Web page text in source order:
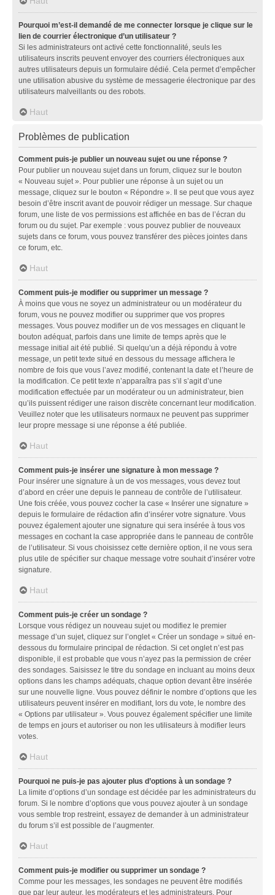
Pourquoi m’est-il demandé de me connecter lorsque je clique sur le
lien de courrier électronique d’un utilisateur ?
Si les administrateurs ont activé cette fonctionnalité, seuls les
utilisateurs inscrits peuvent envoyer des courriers électroniques aux
autres utilisateurs depuis un formulaire dédié. Cela permet d’empêcher
une utilisation abusive du système de messagerie électronique par des
utilisateurs malveillants ou des robots.
Haut
Problèmes de publication
Comment puis-je publier un nouveau sujet ou une réponse ?
Pour publier un nouveau sujet dans un forum, cliquez sur le bouton
« Nouveau sujet ». Pour publier une réponse à un sujet ou un
message, cliquez sur le bouton « Répondre ». Il se peut que vous ayez
besoin d’être inscrit avant de pouvoir rédiger un message. Sur chaque
forum, une liste de vos permissions est affichée en bas de l’écran du
forum ou du sujet. Par exemple : vous pouvez publier de nouveaux
sujets dans ce forum, vous pouvez transférer des pièces jointes dans
ce forum, etc.
Haut
Comment puis-je modifier ou supprimer un message ?
À moins que vous ne soyez un administrateur ou un modérateur du
forum, vous ne pouvez modifier ou supprimer que vos propres
messages. Vous pouvez modifier un de vos messages en cliquant le
bouton adéquat, parfois dans une limite de temps après que le
message initial ait été publié. Si quelqu’un a déjà répondu à votre
message, un petit texte situé en dessous du message affichera le
nombre de fois que vous l’avez modifié, contenant la date et l’heure de
la modification. Ce petit texte n’apparaîtra pas s’il s’agit d’une
modification effectuée par un modérateur ou un administrateur, bien
qu’ils puissent rédiger une raison discrète concernant leur modification.
Veuillez noter que les utilisateurs normaux ne peuvent pas supprimer
leur propre message si une réponse a été publiée.
Haut
Comment puis-je insérer une signature à mon message ?
Pour insérer une signature à un de vos messages, vous devez tout
d’abord en créer une depuis le panneau de contrôle de l’utilisateur.
Une fois créée, vous pouvez cocher la case « Insérer une signature »
depuis le formulaire de rédaction afin d’insérer votre signature. Vous
pouvez également ajouter une signature qui sera insérée à tous vos
messages en cochant la case appropriée dans le panneau de contrôle
de l’utilisateur. Si vous choisissez cette dernière option, il ne vous sera
plus utile de spécifier sur chaque message votre souhait d’insérer votre
signature.
Haut
Comment puis-je créer un sondage ?
Lorsque vous rédigez un nouveau sujet ou modifiez le premier
message d’un sujet, cliquez sur l’onglet « Créer un sondage » situé en-
dessous du formulaire principal de rédaction. Si cet onglet n’est pas
disponible, il est probable que vous n’ayez pas la permission de créer
des sondages. Saisissez le titre du sondage en incluant au moins deux
options dans les champs adéquats, chaque option devant être insérée
sur une nouvelle ligne. Vous pouvez définir le nombre d’options que les
utilisateurs peuvent insérer en modifiant, lors du vote, le nombre des
« Options par utilisateur ». Vous pouvez également spécifier une limite
de temps en jours et autoriser ou non les utilisateurs à modifier leurs
votes.
Haut
Pourquoi ne puis-je pas ajouter plus d’options à un sondage ?
La limite d’options d’un sondage est décidée par les administrateurs du
forum. Si le nombre d’options que vous pouvez ajouter à un sondage
vous semble trop restreint, essayez de demander à un administrateur
du forum s’il est possible de l’augmenter.
Haut
Comment puis-je modifier ou supprimer un sondage ?
Comme pour les messages, les sondages ne peuvent être modifiés
que par leur auteur, les modérateurs et les administrateurs. Pour